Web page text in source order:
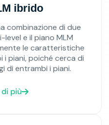
ibrido
combinazione di due
level e il piano MLM
le caratteristiche
i piani, poiché cerca di
di entrambi i piani.
di più